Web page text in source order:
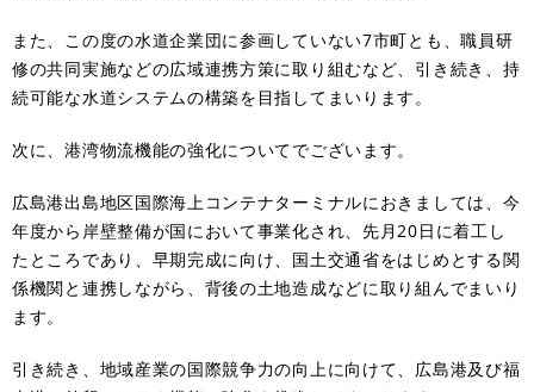
また、この度の水道企業団に参画していない7市町とも、職員研
修の共同実施などの広域連携方策に取り組むなど、引き続き、持
続可能な水道システムの構築を目指してまいります。
次に、港湾物流機能の強化についてでございます。
広島港出島地区国際海上コンテナターミナルにおきましては、今
年度から岸壁整備が国において事業化され、先月20日に着工し
たところであり、早期完成に向け、国土交通省をはじめとする関
係機関と連携しながら、背後の土地造成などに取り組んでまいり
ます。
引き続き、地域産業の国際競争力の向上に向けて、広島港及び福